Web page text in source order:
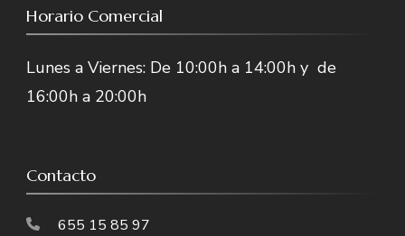
Horario Comercial
Lunes a Viernes: De 10:00h a 14:00h y de
16:00h a 20:00h
Contacto
655 15 85 97